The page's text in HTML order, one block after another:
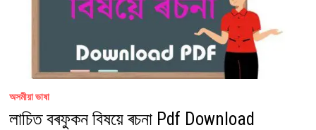
অসমীয়া ভাষা
লাচিত বৰফুকন বিষয়ে ৰচনা Pdf Download